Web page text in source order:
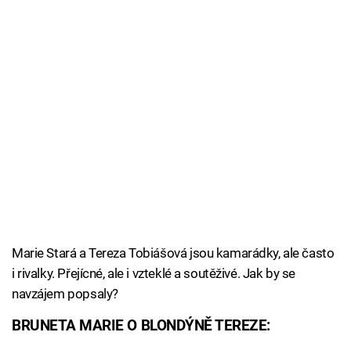
Marie Stará a Tereza Tobiášová jsou kamarádky, ale často
i rivalky. Přejícné, ale i vzteklé a soutěživé. Jak by se
navzájem popsaly?
BRUNETA MARIE O BLONDÝNĚ TEREZE: